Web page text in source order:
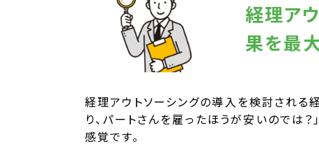
経理ア
果を最
経理アウトソーシングの導入を検討される
り、パートさんを雇ったほうが安いのでは
感覚です。